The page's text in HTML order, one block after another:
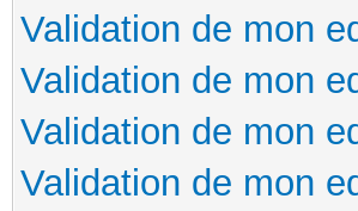
Validation de mon
Validation de mon
Validation de mon
Validation de mon